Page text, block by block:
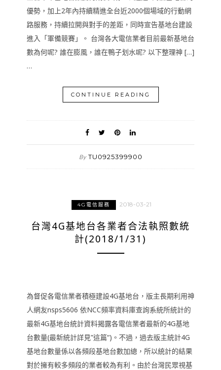
優勢，加上2年內持續精進全台近2000個場域的行動網
路服務，持續拉開與對手的差距，同時宣告基地台建設
進入「軍備競賽」。 台灣各大電信業者目前最新基地台
數為何呢? 誰在膨風，誰在鴨子划水呢? 以下整理神 […]
…
CONTINUE READING
By TU0925399900
4G電信服務 2018-03-21
台灣4G基地台各業者合法執照數統
計(2018/1/31)
為督促各電信業者積極建設4G基地台，版主長期利用神
人網友nsps5606 依NCC頻率資料庫查詢系統所統計的
最新4G基地台統計資料揭露各電信業者最新的4G基地
台數量(最新統計詳見”這篇“)。不過，過去版主統計4G
基地台數量係以各頻段基地台數加總，所以統計的結果
對於擁有較多頻段的業者較為有利。由於台灣民眾視基